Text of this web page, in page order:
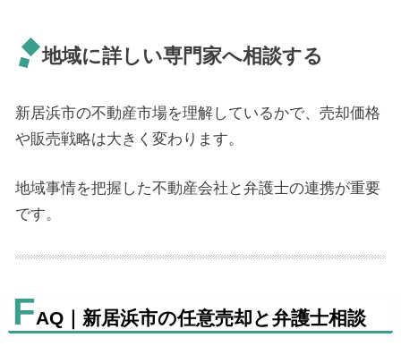
地域に詳しい専門家へ相談する
新居浜市の不動産市場を理解しているかで、売却価格
や販売戦略は大きく変わります。
地域事情を把握した不動産会社と弁護士の連携が重要
です。
FAQ｜新居浜市の任意売却と弁護士相談